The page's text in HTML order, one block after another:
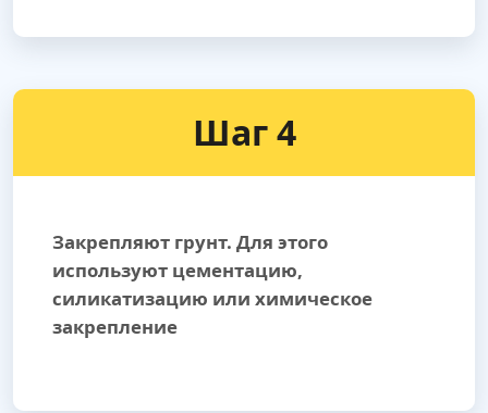
Шаг 4
Закрепляют грунт. Для этого
используют цементацию,
силикатизацию или химическое
закрепление